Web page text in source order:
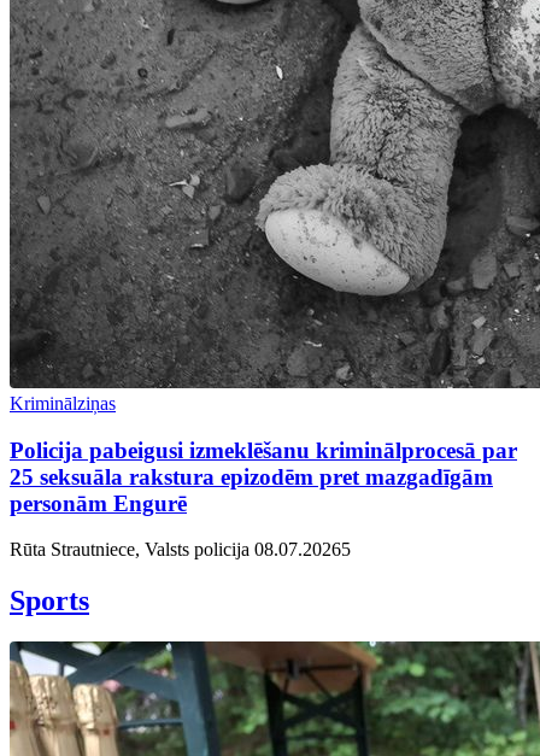
Kriminālziņas
Policija pabeigusi izmeklēšanu kriminālprocesā par
25 seksuāla rakstura epizodēm pret mazgadīgām
personām Engurē
Rūta Strautniece, Valsts policija 08.07.20265
Sports